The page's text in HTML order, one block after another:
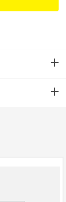
+
+